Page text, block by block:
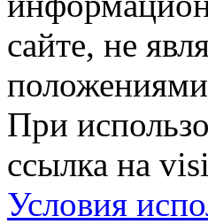
сайте, не
При
ссылка на
Условия